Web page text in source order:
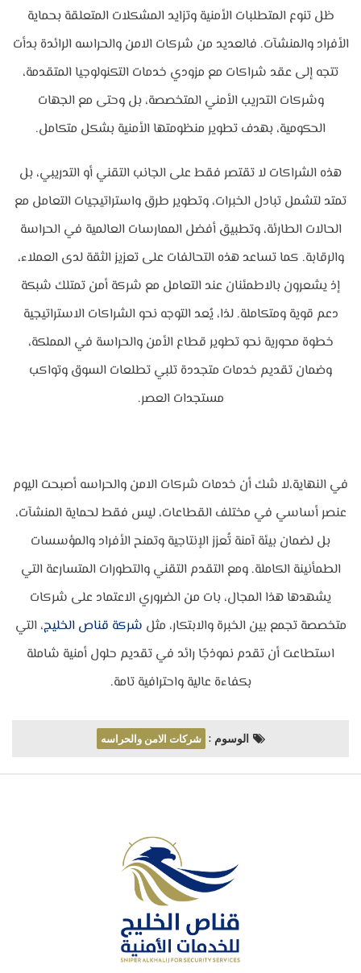
ظل تنوع المتطلبات الأمنية وتزايد المشكلات المتعلقة بحماية
الأفراد والمنشآت. فالعديد من شركات الامن والحراسه الرائدة بدأت
تتجه إلى عقد شراكات مع مزودي خدمات التكنولوجيا المتقدمة،
وشركات التدريب الأمني المتخصصة، بل وحتى مع الجهات
الحكومية، بهدف تطوير منظومتها الأمنية بشكل متكامل.
هذه الشراكات لا تقتصر فقط على الجانب التقني أو التدريبي، بل
تمتد لتشمل تبادل الخبرات، وتطوير طرق واستراتيجيات التعامل مع
الحالات الطارئة، وتطبيق أفضل الممارسات العالمية في الحراسة
والرقابة. كما تساعد هذه التحالفات على تعزيز الثقة لدى العملاء،
إذ يشعرون بالاطمئنان عند التعامل مع شركة أمن تمتلك شبكة
دعم قوية ومتكاملة. لذا، يُعد التوجه نحو الشراكات الاستراتيجية
خطوة محورية نحو تطوير قطاع الأمن والحراسة في المملكة،
وضمان تقديم خدمات متجددة تلبي تطلعات السوق وتواكب
مستجدات العصر.
في النهاية،لا شك أن خدمات شركات الامن والحراسه أصبحت اليوم
عنصر أساسي في مختلف القطاعات، ليس فقط لحماية المنشآت،
بل لضمان بيئة آمنة تُعزز الإنتاجية وتمنح الأفراد والمؤسسات
الطمأنينة الكاملة. ومع التقدم التقني والتطورات المتسارعة التي
يشهدها هذا المجال، بات من الضروري الاعتماد على شركات
متخصصة تجمع بين الخبرة والابتكار، مثل شركة قناص الخليج، التي
استطاعت أن تقدم نموذجًا رائد في تقديم حلول أمنية شاملة
بكفاءة عالية واحترافية تامة.
الوسوم : شركات الامن والحراسه